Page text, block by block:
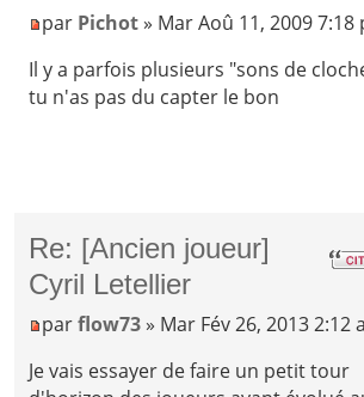
par Pichot» Mar Aoû 11, 2009 7:18
Il y a parfois plusieurs "sons de
tu n'as pas du capter le bon
Re: [Ancien joueur]
Cyril Letellier
parflow73 » Mar Fév 26, 2013 2:12
Je vais essayer de faire un petit tour